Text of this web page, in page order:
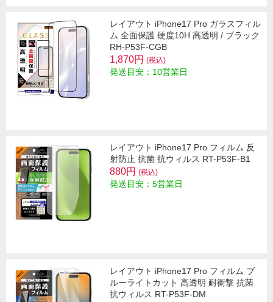
レイアウト iPhone17 Pro ガラスフィル
ム 全面保護 硬度10H 高透明 / ブラック
RH-P53F-CGB
1,870円 (税込)
発送目安：10営業日
レイアウト iPhone17 Pro フィルム 反
射防止 抗菌 抗ウィルス RT-P53F-B1
880円 (税込)
発送目安：5営業日
レイアウト iPhone17 Pro フィルム ブ
ルーライトカット 高透明 耐衝撃 抗菌
抗ウィルス RT-P53F-DM